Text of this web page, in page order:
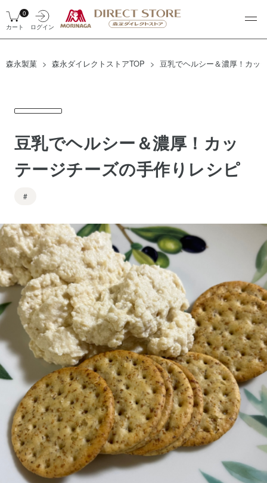
ログイン
0
カート
森永製菓 森永ダイレクトストアTOP 豆乳でヘルシー＆濃厚！カッ
豆乳でヘルシー＆濃厚！カッ
テージチーズの手作りレシピ